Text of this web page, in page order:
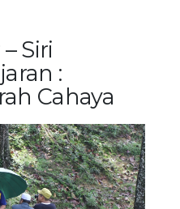
Siri
:
Cahaya